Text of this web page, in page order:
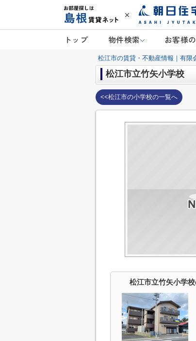
トップ 物件検索 お客様
松江市の賃貸・不動産情報｜有限
松江市立竹矢小学校
<<松江市の小学校の一覧へ
松江市立竹矢小学